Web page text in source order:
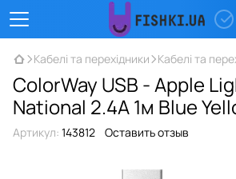
Кабелі та перехідники Кабелі та
ColorWay USB - Apple
National 2.4А 1м Blue
Артикул: 143812 Оставить отзыв